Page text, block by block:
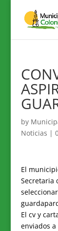
by
Noticias |
El
Secretaria
El cv y
enviados